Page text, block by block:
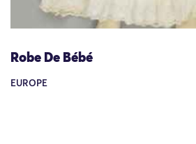
Robe De Bébé
EUROPE